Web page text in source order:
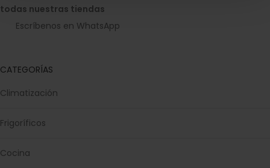
todas nuestras tiendas
Escríbenos en WhatsApp
CATEGORÍAS
Climatización
Frigoríficos
Cocina